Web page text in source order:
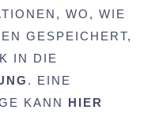
WO, WIE
GESPEICHERT,
IN DIE
. EINE
KANN HIER